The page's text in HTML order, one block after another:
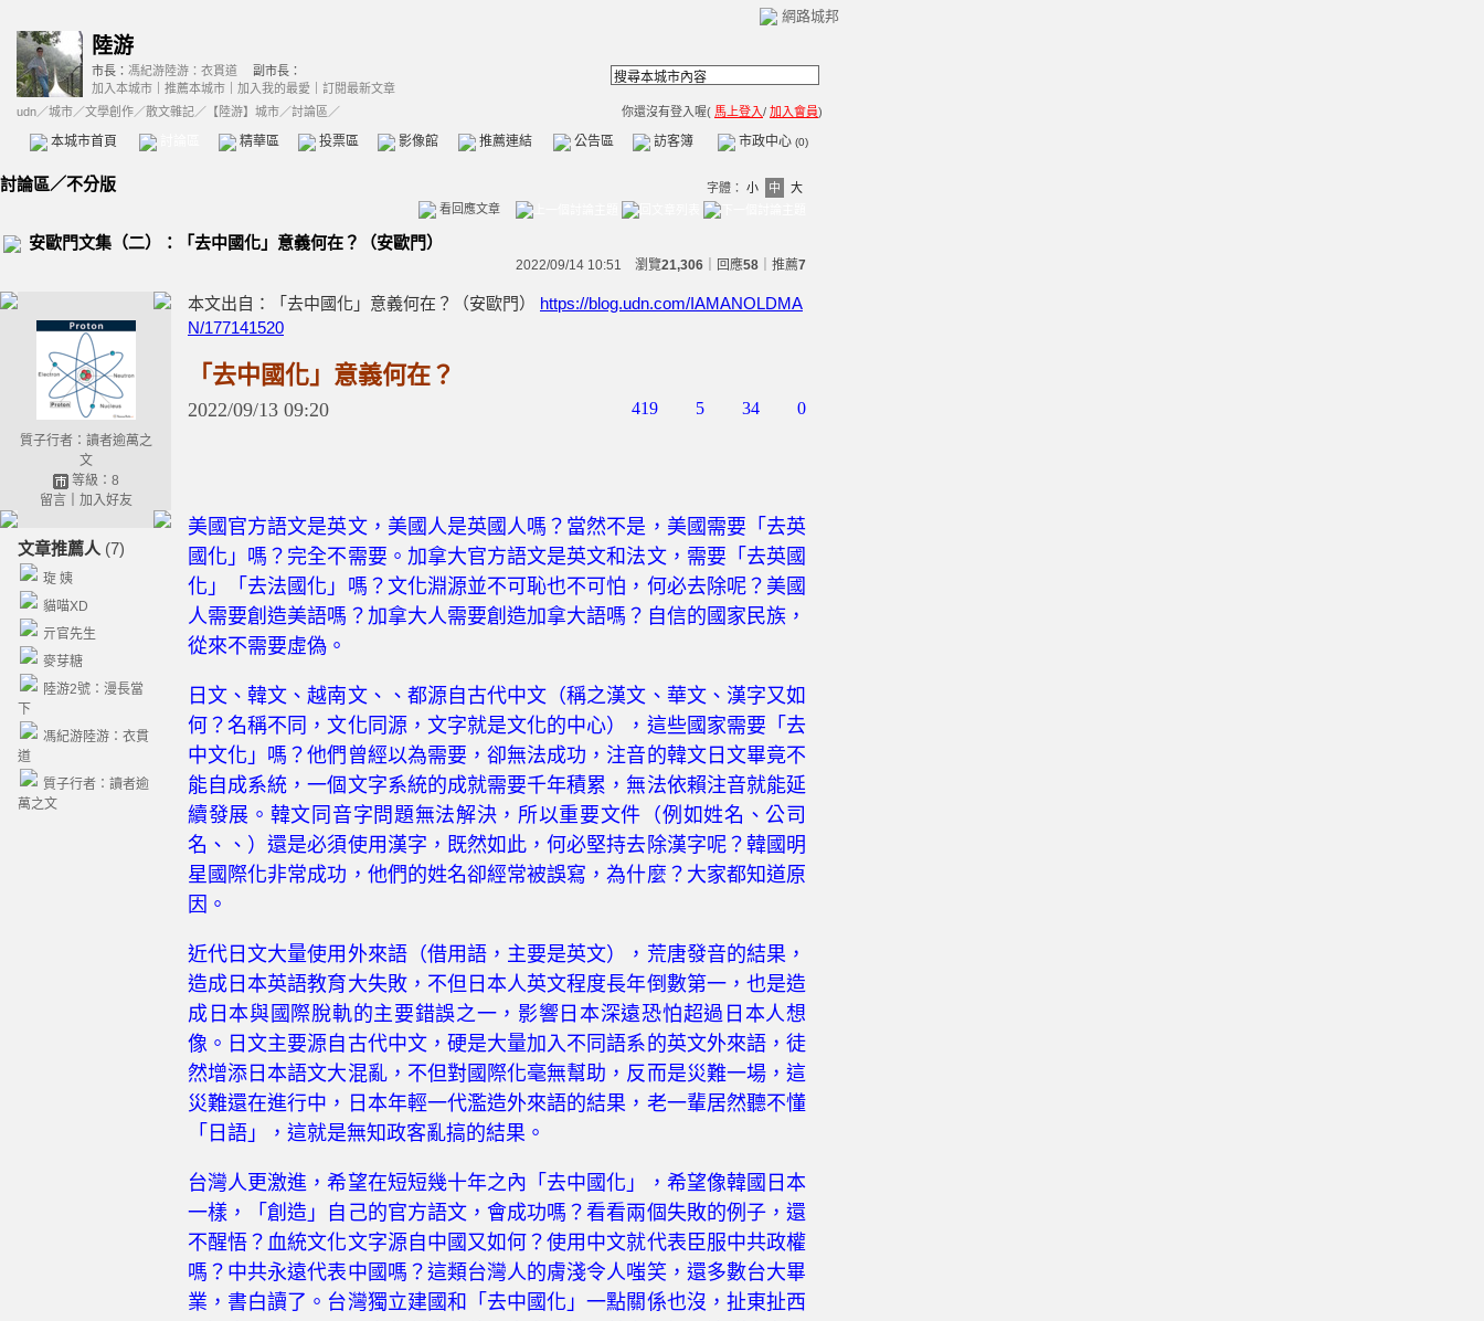
網路城邦
陸游
市長： 馮紀游陸游：衣貫道
副市長：
加入本城市
推薦本城市 加入我的最愛
訂閱最新文章
udn／城市／文學創作／散文雜記／ 【陸游】城市／討論區／ 你還沒有登入喔( 馬上登入/ 加入會員)
本城市首頁 精華區 投票區 影像館 推薦連結 公告區 訪客簿 市政中心 (0)
討論區／不分版 字體： 小 中
大
看回應文章
安歐門文集（二）：「去中國化」意義何在？（安歐門）
2022/09/14 10:51 瀏覽21,306 ｜回應58 推薦7
質子行者：讀者逾萬之
文
等級：8
留言｜ 加入好友
文章推薦人 (7)
琁 姨
貓喵XD
亓官先生
麥芽糖
陸游2號：漫長當
下
馮紀游陸游：衣貫
道
質子行者：讀者逾
萬之文
本文出自：「去中國化」意義何在？（安歐門） https://blog.udn.com/IAMANOLDMA
N/177141520
「去中國化」意義何在？
2022/09/13 09:20 419 5 34 0
美國官方語文是英文，美國人是英國人嗎？當然不是，美國需要「去英
國化」嗎？完全不需要。加拿大官方語文是英文和法文，需要「去英國
化」「去法國化」嗎？文化淵源並不可恥也不可怕，何必去除呢？美國
人需要創造美語嗎？加拿大人需要創造加拿大語嗎？自信的國家民族，
從來不需要虛偽。
日文、韓文、越南文、、都源自古代中文（稱之漢文、華文、漢字又如
何？名稱不同，文化同源，文字就是文化的中心），這些國家需要「去
中文化」嗎？他們曾經以為需要，卻無法成功，注音的韓文日文畢竟不
能自成系統，一個文字系統的成就需要千年積累，無法依賴注音就能延
續發展。韓文同音字問題無法解決，所以重要文件（例如姓名、公司
名、、）還是必須使用漢字，既然如此，何必堅持去除漢字呢？韓國明
星國際化非常成功，他們的姓名卻經常被誤寫，為什麼？大家都知道原
因。
近代日文大量使用外來語（借用語，主要是英文），荒唐發音的結果，
造成日本英語教育大失敗，不但日本人英文程度長年倒數第一，也是造
成日本與國際脫軌的主要錯誤之一，影響日本深遠恐怕超過日本人想
像。日文主要源自古代中文，硬是大量加入不同語系的英文外來語，徒
然增添日本語文大混亂，不但對國際化毫無幫助，反而是災難一場，這
災難還在進行中，日本年輕一代濫造外來語的結果，老一輩居然聽不懂
「日語」，這就是無知政客亂搞的結果。
台灣人更激進，希望在短短幾十年之內「去中國化」，希望像韓國日本
一樣，「創造」自己的官方語文，會成功嗎？看看兩個失敗的例子，還
不醒悟？血統文化文字源自中國又如何？使用中文就代表臣服中共政權
嗎？中共永遠代表中國嗎？這類台灣人的膚淺令人嗤笑，還多數台大畢
業，書白讀了。台灣獨立建國和「去中國化」一點關係也沒，扯東扯西